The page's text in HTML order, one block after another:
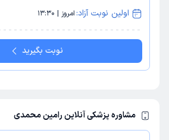
اولین نوبت آزاد: امروز | 13:30
نوبت بگیرید
مشاوره پزشکی آنلاین رامین محمدی